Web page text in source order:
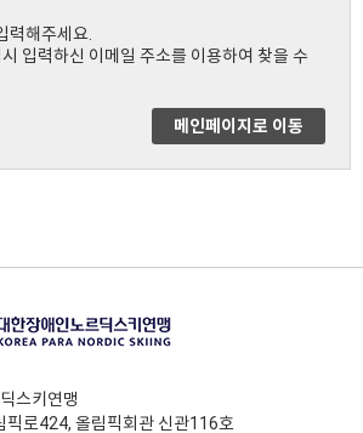
력해주세요.
입력하신 이메일 주소를 이용하여 찾을 수
메인페이지로 이동
스키연맹
픽로424, 올림픽회관 신관116호